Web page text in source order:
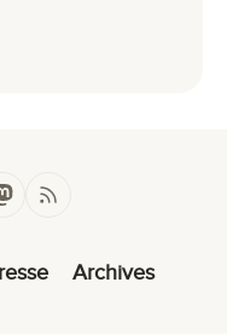
Archives